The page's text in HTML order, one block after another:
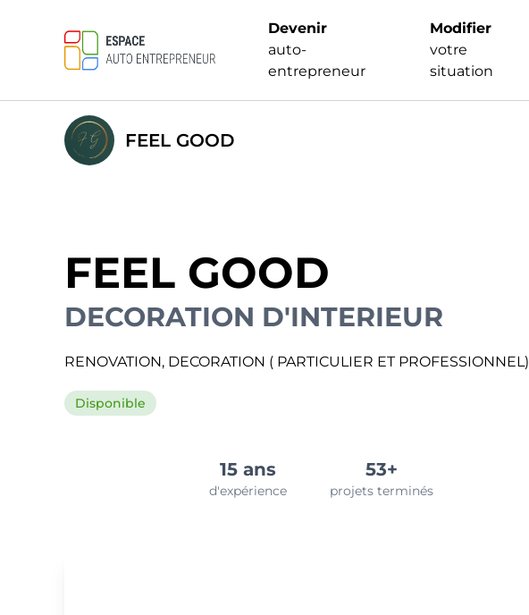
Devenir
auto-
entrepreneur
Modifier
votre
situation
FEEL GOOD
FEEL GOOD
DECORATION D'INTERIEUR
RENOVATION, DECORATION ( PARTICULIER ET PROFESSIONNEL)
Disponible
15 ans
d'expérience
53+
projets terminés